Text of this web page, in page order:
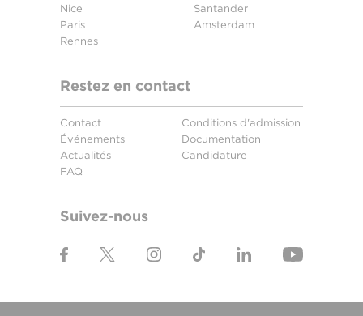
Nice
Paris
Rennes
Santander
Amsterdam
Restez en contact
Contact
Événements
Actualités
FAQ
Conditions d'admission
Documentation
Candidature
Suivez-nous